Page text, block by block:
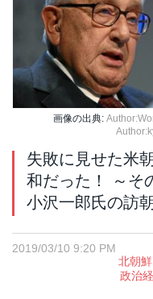
画像の出典:
失敗に見せた米
和だった！ ～そ
小沢一郎氏の訪朝
2019/03/10 9:20 PM
北朝鮮
政治